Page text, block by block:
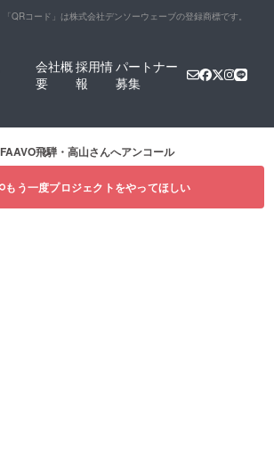
「QRコード」は株式会社デンソーウェーブの登録商標です。
会社概
要
採用情
報
パートナー
募集
FAAVO飛騨・高山さんへアンコール
もう一度プロジェクトをやってほしい